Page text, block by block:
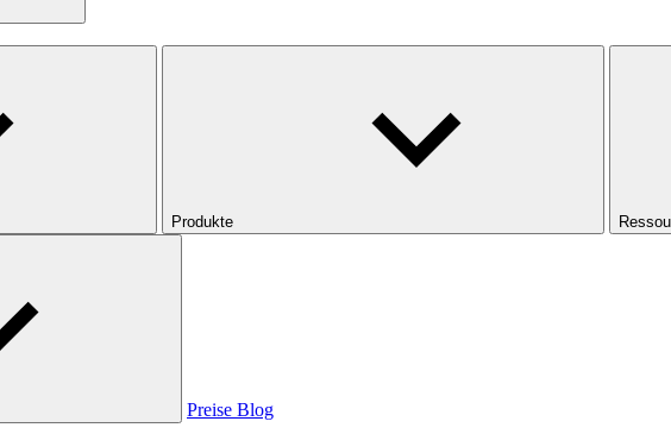
Produkte
Preise Blog